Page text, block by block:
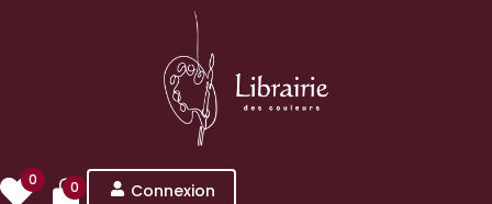
0 0 Connexion